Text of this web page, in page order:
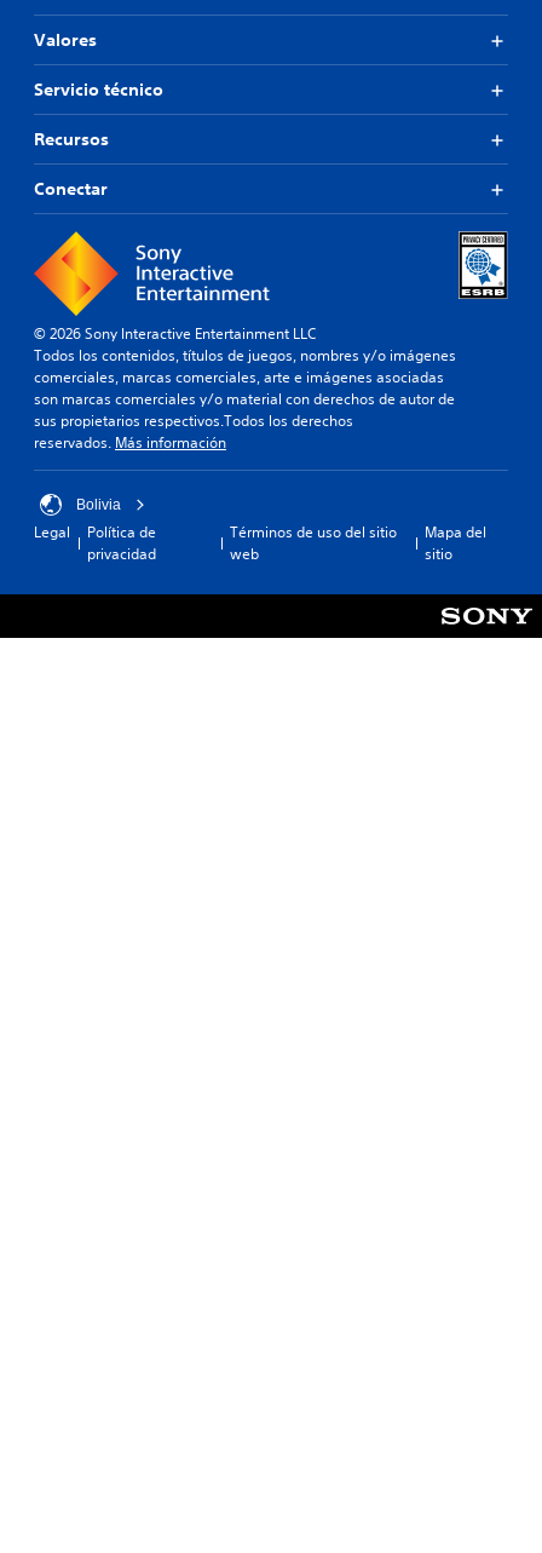
Valores
Servicio técnico
Recursos
Conectar
© 2026 Sony Interactive Entertainment LLC
Todos los contenidos, títulos de juegos, nombres y/o imágenes
comerciales, marcas comerciales, arte e imágenes asociadas
son marcas comerciales y/o material con derechos de autor de
sus propietarios respectivos.Todos los derechos
reservados. Más información
Bolivia
Legal
Política de
privacidad
Términos de uso del sitio
web
Mapa del
sitio